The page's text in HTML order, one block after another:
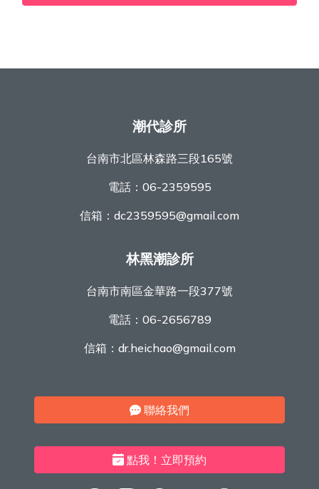
潮代診所
台南市北區林森路三段165號
電話： 06-2359595
信箱： dc2359595@gmail.com
林黑潮診所
台南市南區金華路一段377號
電話： 06-2656789
信箱： dr.heichao@gmail.com
聯絡我們
點我！立即預約